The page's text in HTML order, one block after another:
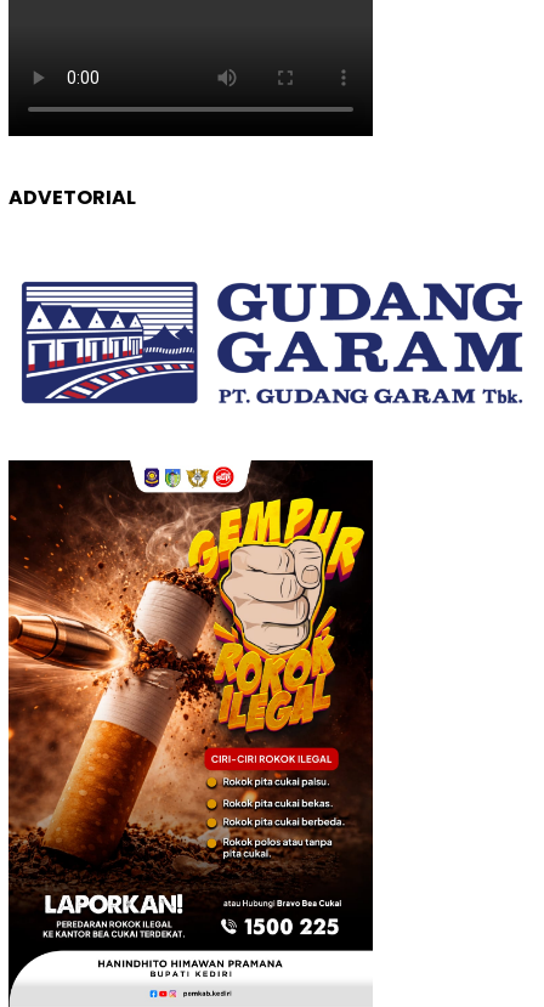
ADVETORIAL